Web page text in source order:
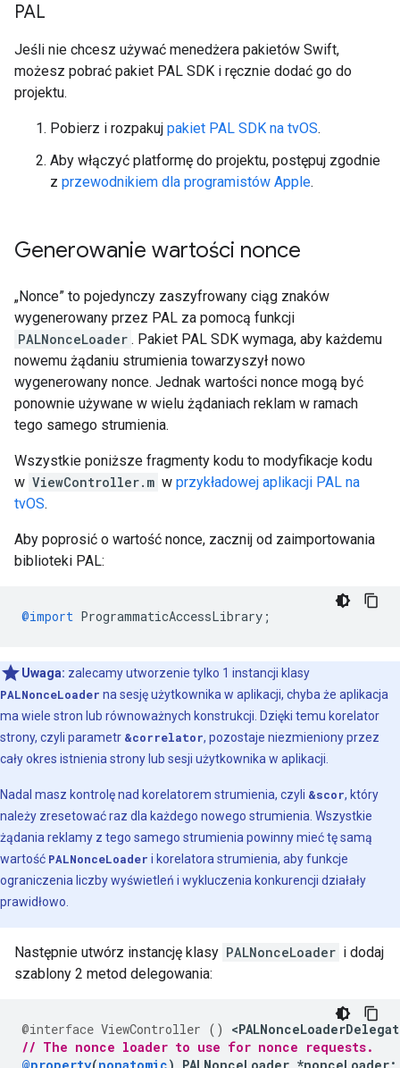
PAL
Jeśli nie chcesz używać menedżera pakietów Swift,
możesz pobrać pakiet PAL SDK i ręcznie dodać go do
projektu.
Pobierz i rozpakuj pakiet PAL SDK na tvOS.
Aby włączyć platformę do projektu, postępuj zgodnie
z przewodnikiem dla programistów Apple.
Generowanie wartości nonce
„Nonce” to pojedynczy zaszyfrowany ciąg znaków
wygenerowany przez PAL za pomocą funkcji
PALNonceLoader . Pakiet PAL SDK wymaga, aby każdemu
nowemu żądaniu strumienia towarzyszył nowo
wygenerowany nonce. Jednak wartości nonce mogą być
ponownie używane w wielu żądaniach reklam w ramach
tego samego strumienia.
Wszystkie poniższe fragmenty kodu to modyfikacje kodu
w ViewController.m w przykładowej aplikacji PAL na
tvOS.
Aby poprosić o wartość nonce, zacznij od zaimportowania
biblioteki PAL:
@import ProgrammaticAccessLibrary ;
Uwaga: zalecamy utworzenie tylko 1 instancji klasy
PALNonceLoader na sesję użytkownika w aplikacji, chyba że aplikacja
ma wiele stron lub równoważnych konstrukcji. Dzięki temu korelator
strony, czyli parametr &correlator, pozostaje niezmieniony przez
cały okres istnienia strony lub sesji użytkownika w aplikacji.
Nadal masz kontrolę nad korelatorem strumienia, czyli &scor, który
należy zresetować raz dla każdego nowego strumienia. Wszystkie
żądania reklamy z tego samego strumienia powinny mieć tę samą
wartość PALNonceLoader i korelatora strumienia, aby funkcje
ograniczenia liczby wyświetleń i wykluczenia konkurencji działały
prawidłowo.
Następnie utwórz instancję klasy PALNonceLoader i dodaj
szablony 2 metod delegowania:
@interface ViewController () <
// The nonce loader to use for nonce requests.